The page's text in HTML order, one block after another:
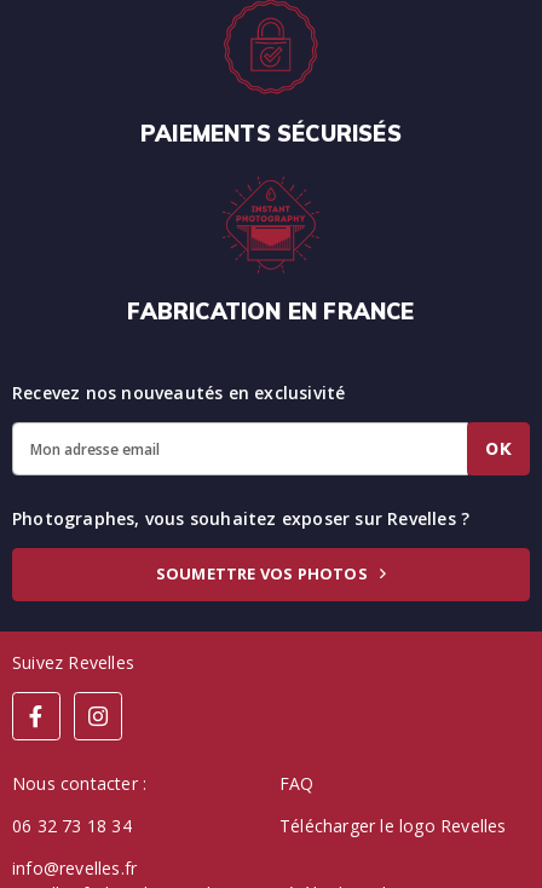
PAIEMENTS SÉCURISÉS
FABRICATION EN FRANCE
Recevez nos nouveautés en exclusivité
OK
Photographes, vous souhaitez exposer sur Revelles ?
SOUMETTRE VOS PHOTOS
Suivez Revelles
Nous contacter :
06 32 73 18 34
info@revelles.fr
FAQ
Télécharger le logo Revelles